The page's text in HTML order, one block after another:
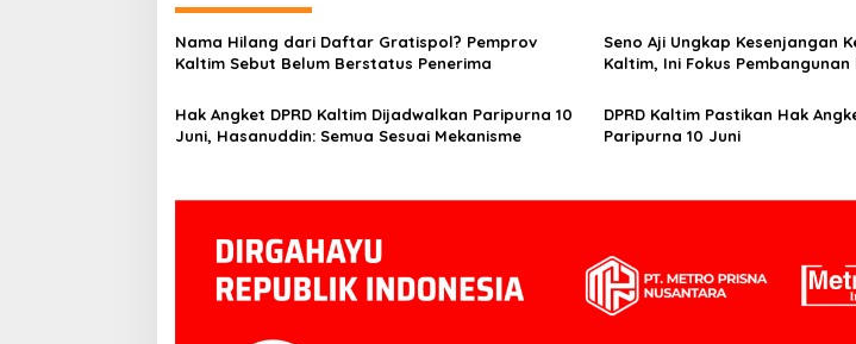
Nama Hilang dari Daftar Gratispol? Pemprov
Kaltim Sebut Belum Berstatus Penerima
Seno Aji Ungkap Kesenjangan
Kaltim, Ini Fokus Pembangunan
Hak Angket DPRD Kaltim Dijadwalkan Paripurna 10
Juni, Hasanuddin: Semua Sesuai Mekanisme
DPRD Kaltim Pastikan Hak
Paripurna 10 Juni